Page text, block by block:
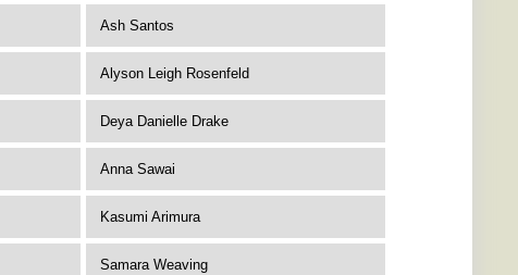
Ash Santos
Alyson Leigh Rosenfeld
Deya Danielle Drake
Anna Sawai
Kasumi Arimura
Samara Weaving